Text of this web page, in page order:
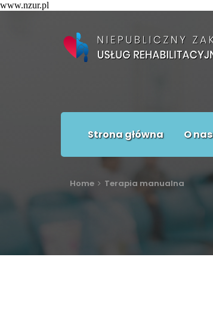
www.nzur.pl
Strona główna O nas
Home Terapia manualna